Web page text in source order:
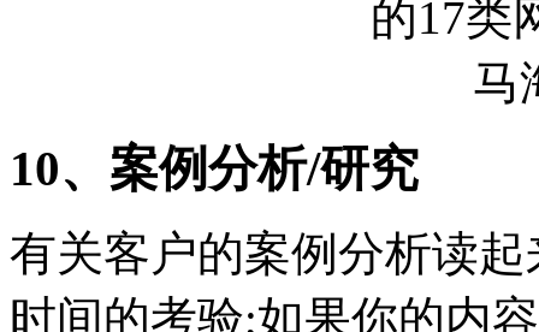
10、案例分析/研究
有关客户的案例分析读
时间的考验;如果你的内